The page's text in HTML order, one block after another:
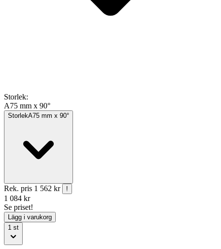
Storlek:
A75 mm x 90°
StorlekA75 mm x 90°
Rek. pris 1 562 kr !
1 084 kr
Se priset!
Lägg i varukorg
1 st